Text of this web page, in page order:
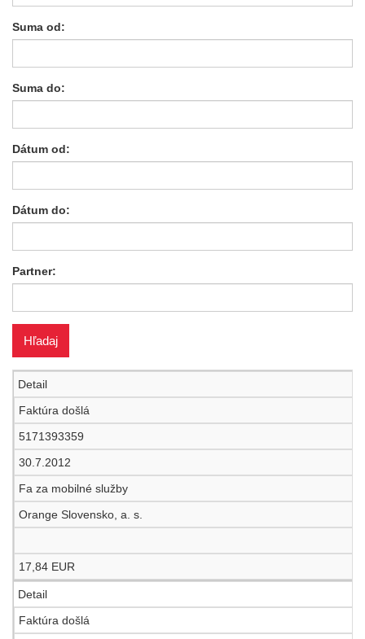
Suma od:
Suma do:
Dátum od:
Dátum do:
Partner:
Detail
Faktúra došlá
5171393359
30.7.2012
Fa za mobilné služby
Orange Slovensko, a. s.
17,84 EUR
Detail
Faktúra došlá